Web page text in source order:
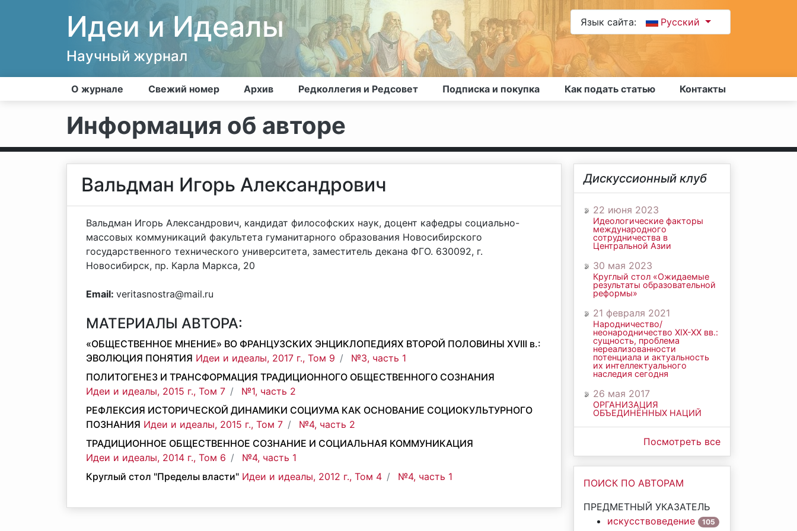
Идеи и Идеалы
Научный журнал
Язык сайта: Русский
О журнале Свежий номер Архив Редколлегия и Редсовет Подписка и покупка Как подать статью Контакты
Информация об авторе
Вальдман Игорь Александрович
Вальдман Игорь Александрович, кандидат философских наук, доцент кафедры социально-
массовых коммуникаций факультета гуманитарного образования Новосибирского
государственного технического университета, заместитель декана ФГО. 630092, г.
Новосибирск, пр. Карла Маркса, 20
Email: veritasnostra@mail.ru
МАТЕРИАЛЫ АВТОРА:
«ОБЩЕСТВЕННОЕ МНЕНИЕ» ВО ФРАНЦУЗСКИХ ЭНЦИКЛОПЕДИЯХ ВТОРОЙ ПОЛОВИНЫ XVIII в.:
ЭВОЛЮЦИЯ ПОНЯТИЯ Идеи и идеалы, 2017 г., Том 9
№3, часть 1
ПОЛИТОГЕНЕЗ И ТРАНСФОРМАЦИЯ ТРАДИЦИОННОГО ОБЩЕСТВЕННОГО СОЗНАНИЯ
Идеи и идеалы, 2015 г., Том 7
№1, часть 2
РЕФЛЕКСИЯ ИСТОРИЧЕСКОЙ ДИНАМИКИ СОЦИУМА КАК ОСНОВАНИЕ СОЦИОКУЛЬТУРНОГО
ПОЗНАНИЯ Идеи и идеалы, 2015 г., Том 7
№4, часть 2
ТРАДИЦИОННОЕ ОБЩЕСТВЕННОЕ СОЗНАНИЕ И СОЦИАЛЬНАЯ КОММУНИКАЦИЯ
Идеи и идеалы, 2014 г., Том 6
№4, часть 1
Круглый стол "Пределы власти" Идеи и идеалы, 2012 г., Том 4 №4, часть 1
Дискуссионный клуб
22 июня 2023
Идеологические факторы
международного
сотрудничества в
Центральной Азии
30 мая 2023
Круглый стол «Ожидаемые
результаты образовательной
реформы»
21 февраля 2021
Народничество/
неонародничество ХIХ-ХХ вв.:
сущность, проблема
нереализованности
потенциала и актуальность
их интеллектуального
наследия сегодня
26 мая 2017
ОРГАНИЗАЦИЯ
ОБЪЕДИНЁННЫХ НАЦИЙ
Посмотреть все
ПОИСК ПО АВТОРАМ
ПРЕДМЕТНЫЙ УКАЗАТЕЛЬ
искусствоведение
105